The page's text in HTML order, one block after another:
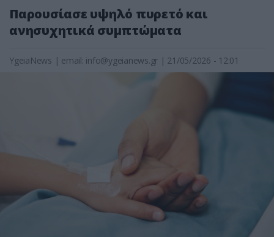
Παρουσίασε υψηλό πυρετό και
ανησυχητικά συμπτώματα
YgeiaNews | email: info@ygeianews.gr | 21/05/2026 - 12:01